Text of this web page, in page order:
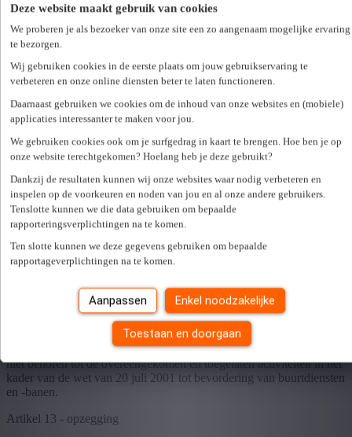
Deze website maakt gebruik van cookies
We proberen je als bezoeker van onze site een zo aangenaam mogelijke ervaring
te bezorgen.
Wij gebruiken cookies in de eerste plaats om jouw gebruikservaring te
verbeteren en onze online diensten beter te laten functioneren.
Daarnaast gebruiken we cookies om de inhoud van onze websites en (mobiele)
applicaties interessanter te maken voor jou.
We gebruiken cookies ook om je surfgedrag in kaart te brengen. Hoe ben je op
onze website terechtgekomen? Hoelang heb je deze gebruikt?
Dankzij de resultaten kunnen wij onze websites waar nodig verbeteren en
inspelen op de voorkeuren en noden van jou en al onze andere gebruikers.
Tenslotte kunnen we die data gebruiken om bepaalde
rapporteringsverplichtingen na te komen.
Ten slotte kunnen we deze gegevens gebruiken om bepaalde
rapportageverplichtingen na te komen.
Aanpassen Enkel noodzakelijke
Toestaan en doorgaan
Het dienstenbedrijf zal de in artikel 1 overeengekomen activiteiten
uitvoeren naar zijn beste kennis en vermogen. De aansprakelijkheid
van het dienstenbedrijf is beperkt tot de schade die het rechtstreekse
in geval van schade die het gevolg is van de eigen grove schuld of
opzettelijke fout of die van haar aangestelden of in geval overlijden
of lichamelijk letsel van de gebruiker ten gevolge van een doen of
nalaten van het dienstenbedrijf.. Schadegevallen met een waarde
onder de 650 euro kunnen noch verhaald worden op de
huishoudhulp, noch op het dienstenbedrijf. Bij ieder schadegeval
met stoffelijke schade blijft, per beschadigd voorwerp, de som van
schadegeval neemt het dienstenbedrijf maximum tot 1.000.000 EUR
van de door de gebruiker bewezen schade op zich. De tussenkomst
gebeurt uitsluitend na aanvaarding van het schadegeval door de
verzekeringsmaatschappij en op basis van de waarde van het goed
op het ogenblik van het schadegeval.
Het dienstenbedrijf is in geen geval aansprakelijk voor de gevolgen
geven van informatie en/of instructies met betrekking tot de
uitvoering van de opdracht.
Evenmin kan het dienstenbedrijf aansprakelijk gesteld worden voor
schade die zijn oorsprong vindt in de uitvoering van activiteiten die
niet behoren tot de overeengekomen en toegelaten activiteiten in het
kader van de wet van 20 juli 2001 tot bevordering van buurtdiensten
en -banen.
Artikel 13 - opzegging